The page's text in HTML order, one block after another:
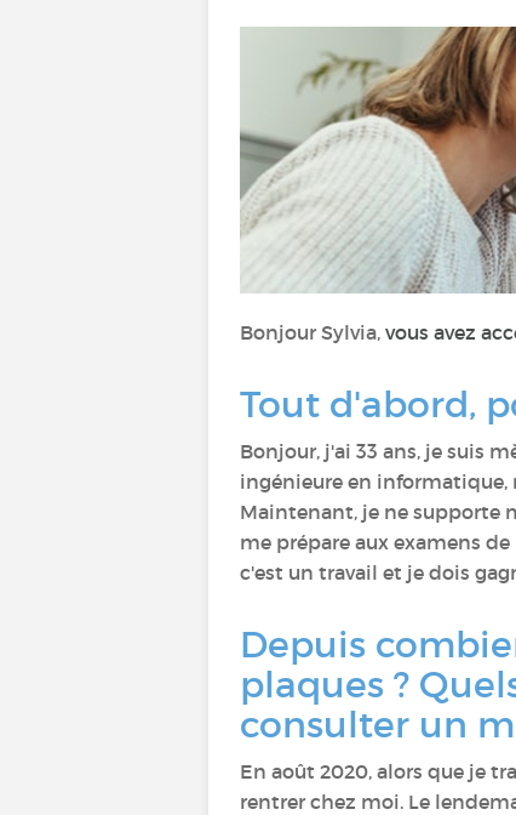
Bonjour Sylvia, vous avez
Tout d'abord,
Bonjour, j'ai 33 ans, je suis
ingénieure en informatique,
Maintenant, je ne supporte
me prépare aux examens
c'est un travail et je dois
Depuis
plaques ?
consulter un
En août 2020, alors que je
rentrer chez moi. Le